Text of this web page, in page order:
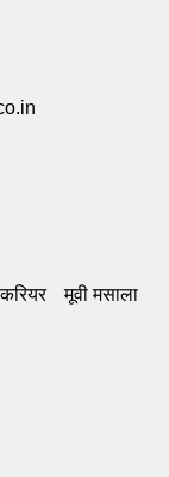
करियर मूवी मसाला